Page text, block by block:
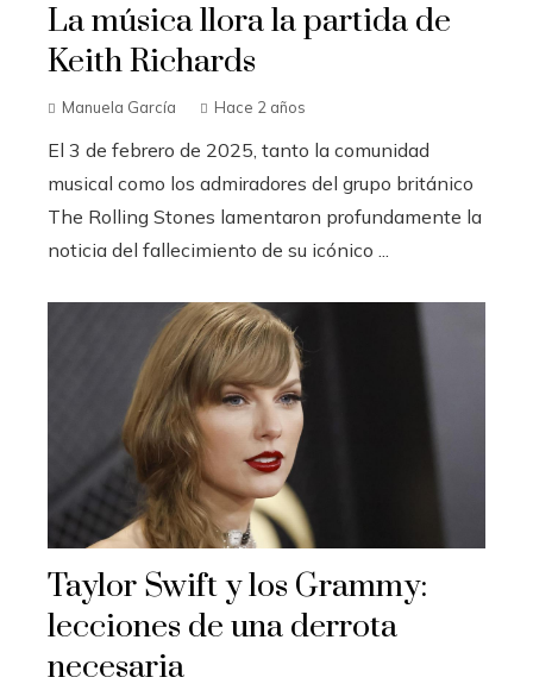
La música llora la partida de
Keith Richards
Manuela García Hace 2 años
El 3 de febrero de 2025, tanto la comunidad
musical como los admiradores del grupo británico
The Rolling Stones lamentaron profundamente la
noticia del fallecimiento de su icónico ...
Taylor Swift y los Grammy:
lecciones de una derrota
necesaria